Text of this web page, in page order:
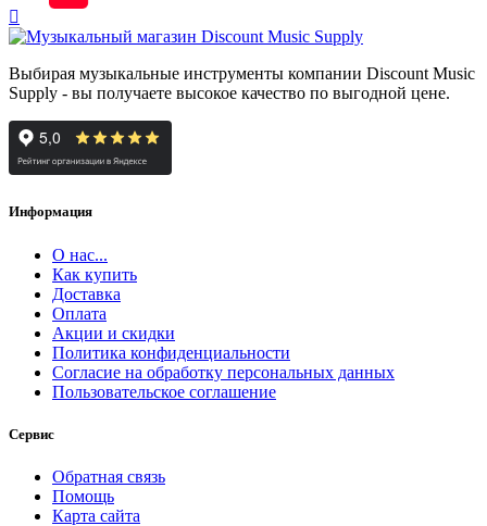
Выбирая музыкальные инструменты компании Discount Music
Supply - вы получаете высокое качество по выгодной цене.
Информация
О нас...
Как купить
Доставка
Оплата
Акции и скидки
Политика конфиденциальности
Согласие на обработку персональных данных
Пользовательское соглашение
Сервис
Обратная связь
Помощь
Карта сайта